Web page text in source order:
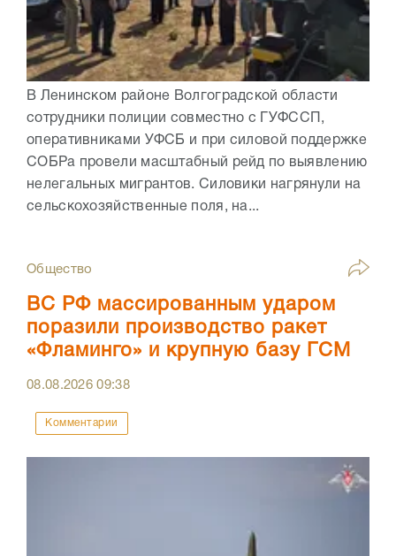
В Ленинском районе Волгоградской области
сотрудники полиции совместно с ГУФССП,
оперативниками УФСБ и при силовой поддержке
СОБРа провели масштабный рейд по выявлению
нелегальных мигрантов. Силовики нагрянули на
сельскохозяйственные поля, на...
Общество
ВС РФ массированным ударом
поразили производство ракет
«Фламинго» и крупную базу ГСМ
08.08.202609:38
Комментарии